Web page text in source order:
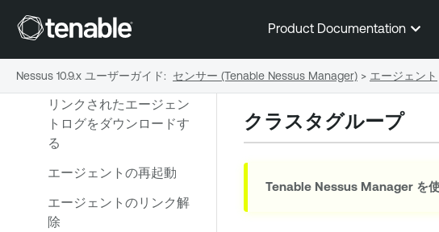
Product Documentation
リング
エージェントのエクスポ
ート
リンクされたエージェン
トログをダウンロードす
る
エージェントの再起動
エージェントのリンク解
除
クラスタグループ
Tenable Nessus Manager を
Nessus 10.9.x ユーザーガイド: センサー (Tenable Nessus Manager) > エージェント